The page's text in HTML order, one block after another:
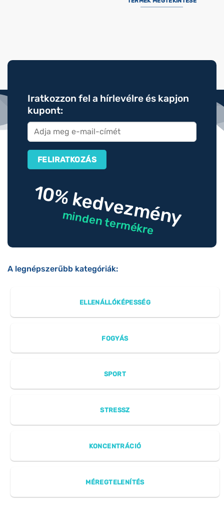
Iratkozzon fel a hírlevélre és kapjon
kupont:
10% kedvezmény
minden termékre
A legnépszerűbb kategóriák:
ELLENÁLLÓKÉPESSÉG
FOGYÁS
SPORT
STRESSZ
KONCENTRÁCIÓ
MÉREGTELENÍTÉS